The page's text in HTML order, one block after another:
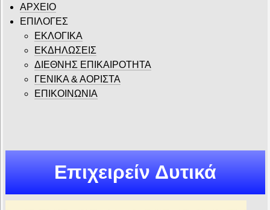
ΑΡΧΕΙΟ
ΕΠΙΛΟΓΕΣ
ΕΚΛΟΓΙΚΑ
ΕΚΔΗΛΩΣΕΙΣ
ΔΙΕΘΝΗΣ ΕΠΙΚΑΙΡΟΤΗΤΑ
ΓΕΝΙΚΑ & ΑΟΡΙΣΤΑ
ΕΠΙΚΟΙΝΩΝΙΑ
Επιχειρείν Δυτικά